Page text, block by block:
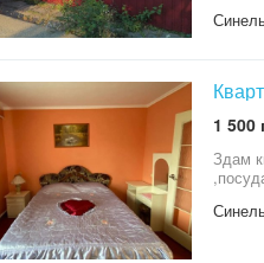
1 500
Здам